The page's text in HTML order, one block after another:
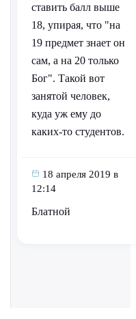
ставить балл выше
18, упирая, что "на
19 предмет знает он
сам, а на 20 только
Бог". Такой вот
занятой человек,
куда уж ему до
каких-то студентов.
18 апреля 2019 в
12:14
Блатной